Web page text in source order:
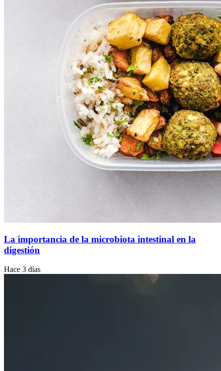
La importancia de la microbiota intestinal en la
digestión
Hace 3 días